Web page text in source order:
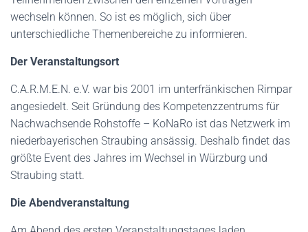
wechseln können. So ist es möglich, sich über
unterschiedliche Themenbereiche zu informieren.
Der Veranstaltungsort
C.A.R.M.E.N. e.V. war bis 2001 im unterfränkischen Rimpar
angesiedelt. Seit Gründung des Kompetenzzentrums für
Nachwachsende Rohstoffe – KoNaRo ist das Netzwerk im
niederbayerischen Straubing ansässig. Deshalb findet das
größte Event des Jahres im Wechsel in Würzburg und
Straubing statt.
Die Abendveranstaltung